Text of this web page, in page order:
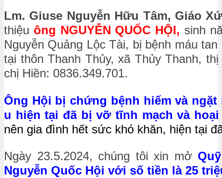
Lm. Giuse Nguyễn Hữu Tâm, Giáo
thiệu ông NGUYỄN QUỐC HỘI, sinh
Nguyễn Quảng Lộc Tài, bị bệnh máu
tại thôn Thanh Thủy, xã Thủy Thanh,
chị Hiền: 0836.349.701.
Ông Hội bị chứng bệnh hiếm và
u hiện tại đã bị vỡ tĩnh mạch và
nên gia đình hết sức khó khăn, hiện tại
Ngày 23.5.2024, chúng tôi xin mở
Nguyễn Quốc Hội với số tiền là 25